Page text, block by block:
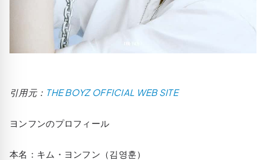
引用元： THE BOYZ OFFICIAL WEB SITE
ヨンフンのプロフィール
本名：キム・ヨンフン（김영훈）